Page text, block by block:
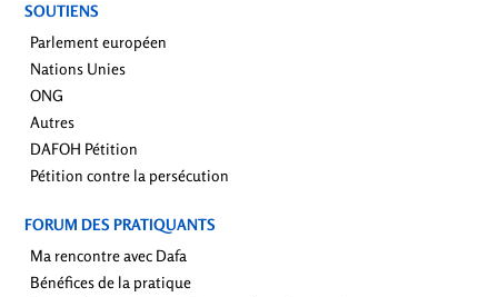
SOUTIENS
Parlement européen
Nations Unies
ONG
Autres
DAFOH Pétition
Pétition contre la persécution
FORUM DES PRATIQUANTS
Ma rencontre avec Dafa
Bénéfices de la pratique